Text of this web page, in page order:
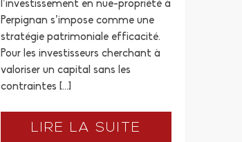
l’investissement en nue-propriété à
Perpignan s’impose comme une
stratégie patrimoniale efficacité.
Pour les investisseurs cherchant à
valoriser un capital sans les
contraintes […]
LIRE LA SUITE